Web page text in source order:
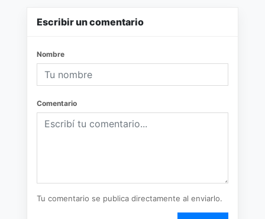
Escribir un comentario
Nombre
Comentario
Tu comentario se publica directamente al enviarlo.